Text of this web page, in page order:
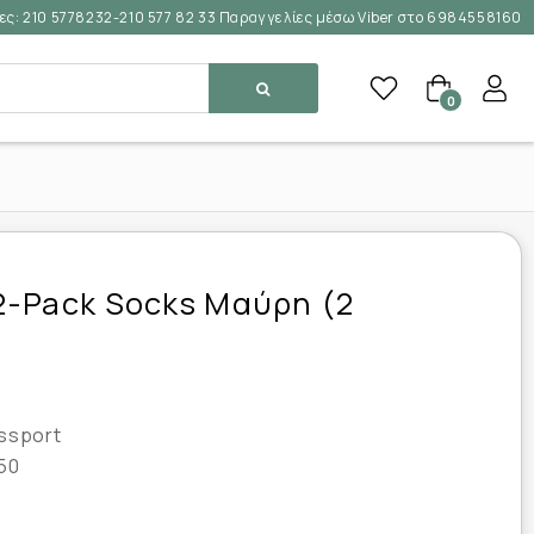
210 5778232-210 577 82 33 Παραγγελίες μέσω Viber στο 6984558160
0
Pack Socks Μαύρη (2